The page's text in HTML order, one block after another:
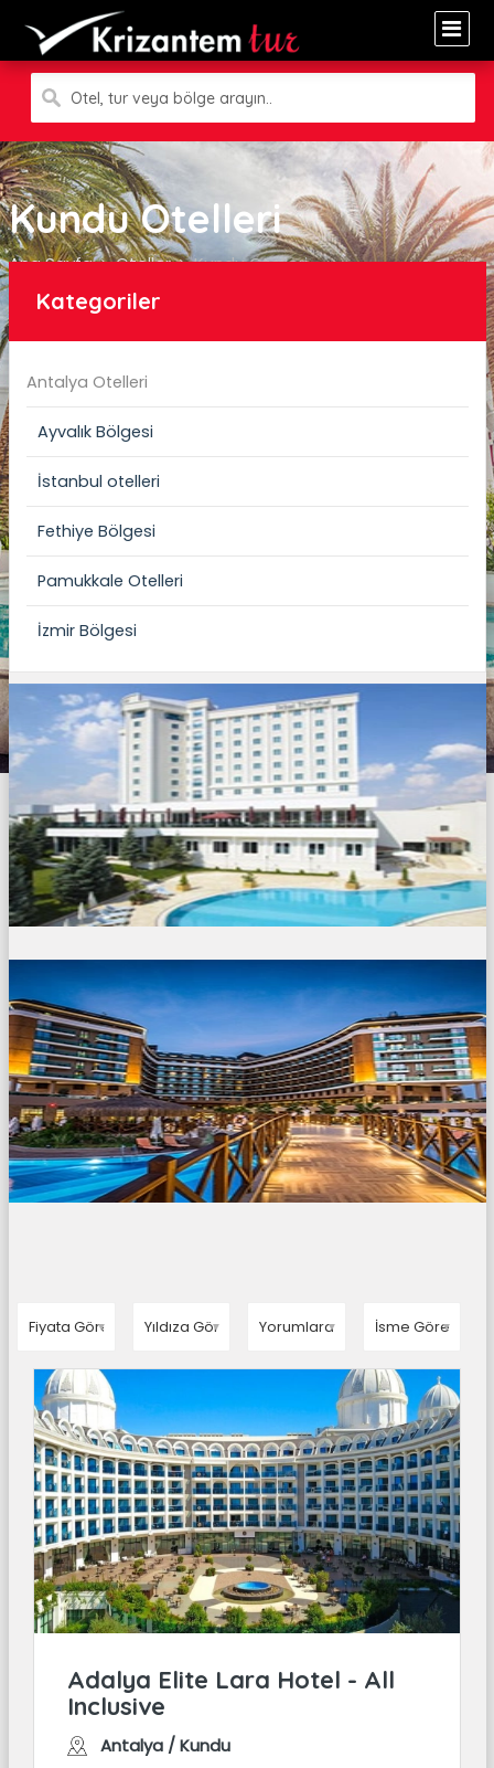
Otel, tur veya bölge arayın..
Kundu Otelleri
Ana Sayfa Oteller Kundu Otelleri
Kategoriler
Antalya Otelleri
Ayvalık Bölgesi
İstanbul otelleri
Fethiye Bölgesi
Pamukkale Otelleri
İzmir Bölgesi
▼ ▼ ▼ ▼
Adalya Elite Lara Hotel - All
Inclusive
Antalya / Kundu